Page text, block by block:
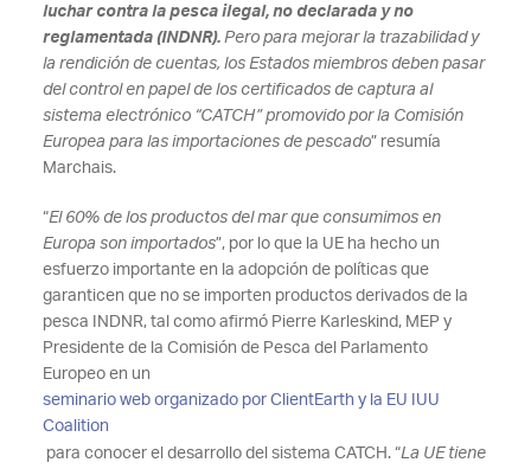
luchar contra la pesca ilegal, no declarada y no
reglamentada (INDNR).Pero para mejorar la trazabilidad y
la rendición de cuentas, los Estados miembros deben pasar
del control en papel de los certificados de captura al
sistema electrónico “CATCH” promovido por la Comisión
Europea para las importaciones de pescado” resumía
Marchais.
“El 60% de los productos del mar que consumimos en
Europa son importados”, por lo que la UE ha hecho un
esfuerzo importante en la adopción de políticas que
garanticen que no se importen productos derivados de la
pesca INDNR, tal como afirmó Pierre Karleskind, MEP y
Presidente de la Comisión de Pesca del Parlamento
Europeo en un
seminario web organizado por ClientEarth y la EU IUU
Coalition
para conocer el desarrollo del sistema CATCH. “La UE tiene